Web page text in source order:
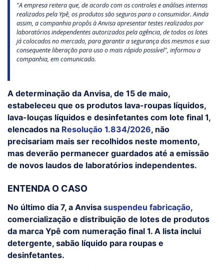
"A empresa reitera que, de acordo com os controles e análises internas
realizados pela Ypê, os produtos são seguros para o consumidor. Ainda
assim, a companhia propôs à Anvisa apresentar testes realizados por
laboratórios independentes autorizados pela agência, de todos os lotes
já colocados no mercado, para garantir a segurança dos mesmos e sua
consequente liberação para uso o mais rápido possível", informou a
companhia, em comunicado.
A determinação da Anvisa, de 15 de maio,
estabeleceu que os produtos lava-roupas líquidos,
lava-louças líquidos e desinfetantes com lote final 1,
elencados na Resolução 1.834/2026, não
precisariam mais ser recolhidos neste momento,
mas deverão permanecer guardados até a emissão
de novos laudos de laboratórios independentes.
ENTENDA O CASO
No último dia 7, a Anvisa suspendeu fabricação,
comercialização e distribuição de lotes de produtos
da marca Ypê com numeração final 1. A lista inclui
detergente, sabão líquido para roupas e
desinfetantes.